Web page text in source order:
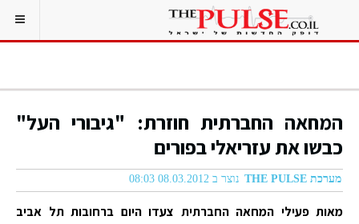
המחאה החברתית חוזרת: "גיבורי העל"
כבשו את עזריאלי בפורים
מערכת THE PULSE נוצר ב 08.03.2012 08:03
מאות פעילי המחאה החברתית צעדו היום ברחובות תל אביב